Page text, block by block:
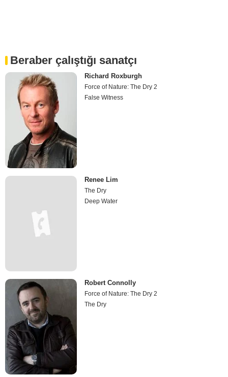
Beraber çalıştığı sanatçı
Richard Roxburgh
Force of Nature: The Dry 2
False Witness
Renee Lim
The Dry
Deep Water
Robert Connolly
Force of Nature: The Dry 2
The Dry